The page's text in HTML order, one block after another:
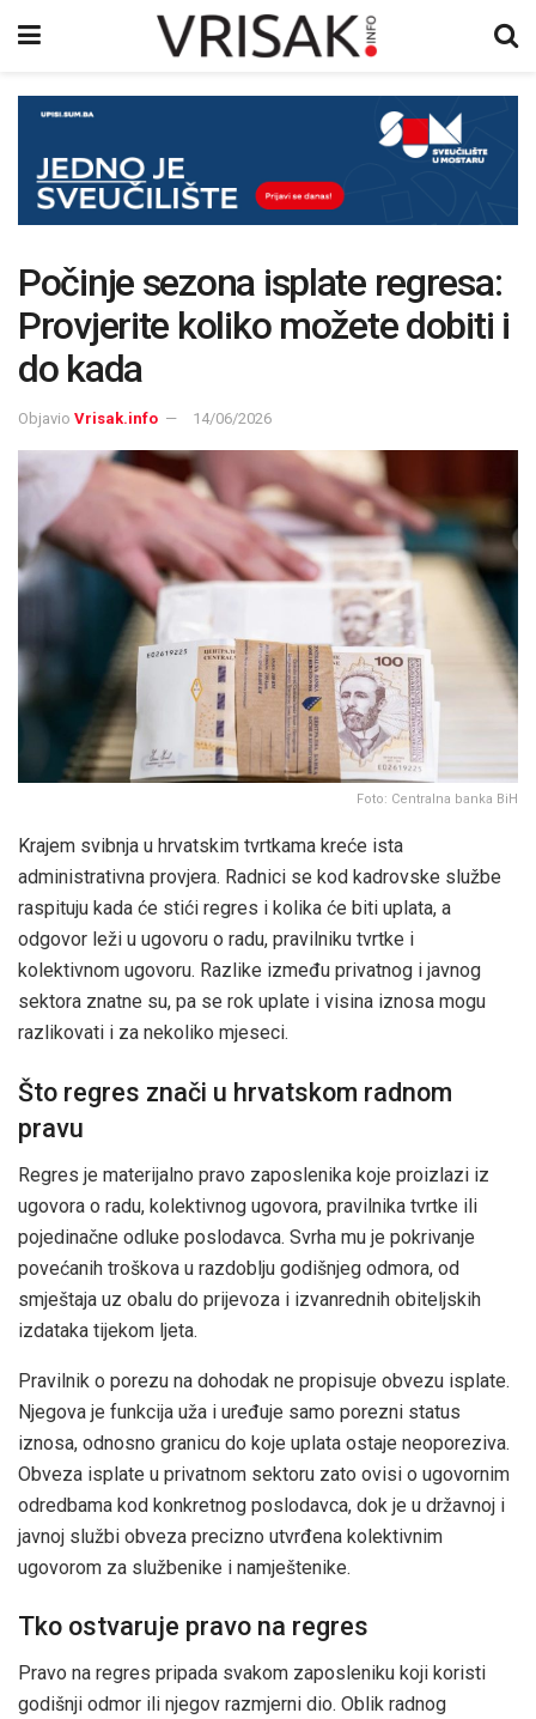
Počinje sezona isplate regresa:
Provjerite koliko možete dobiti i
do kada
Objavio Vrisak.info 14/06/2026
Foto: Centralna banka BiH
Krajem svibnja u hrvatskim tvrtkama kreće ista
administrativna provjera. Radnici se kod kadrovske službe
raspituju kada će stići regres i kolika će biti uplata, a
odgovor leži u ugovoru o radu, pravilniku tvrtke i
kolektivnom ugovoru. Razlike između privatnog i javnog
sektora znatne su, pa se rok uplate i visina iznosa mogu
razlikovati i za nekoliko mjeseci.
Što regres znači u hrvatskom radnom
pravu
Regres je materijalno pravo zaposlenika koje proizlazi iz
ugovora o radu, kolektivnog ugovora, pravilnika tvrtke ili
pojedinačne odluke poslodavca. Svrha mu je pokrivanje
povećanih troškova u razdoblju godišnjeg odmora, od
smještaja uz obalu do prijevoza i izvanrednih obiteljskih
izdataka tijekom ljeta.
Pravilnik o porezu na dohodak ne propisuje obvezu isplate.
Njegova je funkcija uža i uređuje samo porezni status
iznosa, odnosno granicu do koje uplata ostaje neoporeziva.
Obveza isplate u privatnom sektoru zato ovisi o ugovornim
odredbama kod konkretnog poslodavca, dok je u državnoj i
javnoj službi obveza precizno utvrđena kolektivnim
ugovorom za službenike i namještenike.
Tko ostvaruje pravo na regres
Pravo na regres pripada svakom zaposleniku koji koristi
godišnji odmor ili njegov razmjerni dio. Oblik radnog